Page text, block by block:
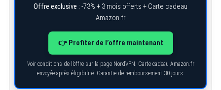
Offre exclusive : -73% + 3 mois offerts + Carte cadeau
Amazon.fr
👉 Profiter de l’offre maintenant
Voir conditions de l’offre sur la page NordVPN. Carte cadeau Amazon.fr
envoyée après éligibilité. Garantie de remboursement 30 jours.